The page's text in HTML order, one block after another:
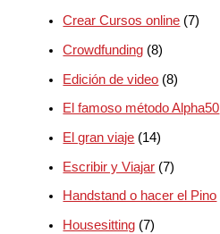
Crear Cursos online (7)
Crowdfunding (8)
Edición de video (8)
El famoso método Alpha50
El gran viaje (14)
Escribir y Viajar (7)
Handstand o hacer el Pino
Housesitting (7)